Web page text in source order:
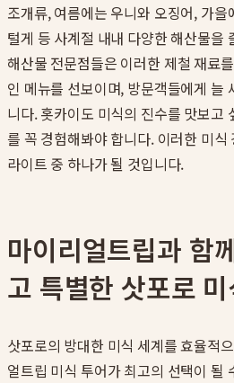
조개류, 여름에는 우니와 오징어, 가
털게 등 사계절 내내 다양한 해산물을
해산물 전문점들은 이러한 제철 재료
인 메뉴를 선보이며, 방문객들에게 늘
니다. 홋카이도 미식의 진수를 맛보고
를 꼭 경험해봐야 합니다. 이러한 미식
라이트 중 하나가 될 것입니다.
마이리얼트립과 함
고 특별한 삿포로
삿포로의 방대한 미식 세계를 효율적
얼트립 미식 투어가 최고의 선택이